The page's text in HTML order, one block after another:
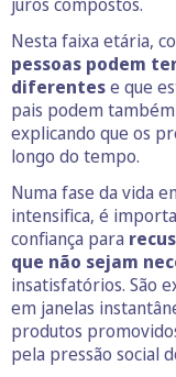
Nesta faixa etária,
pessoas podem
diferentese que
pais podem
explicando que os
longo do tempo.
Numa fase da vida
intensifica, é
confiança para
que não sejam
insatisfatórios. São
em janelas
produtos
pela pressão social